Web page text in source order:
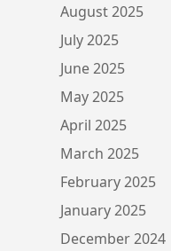
August 2025
July 2025
June 2025
May 2025
April 2025
March 2025
February 2025
January 2025
December 2024